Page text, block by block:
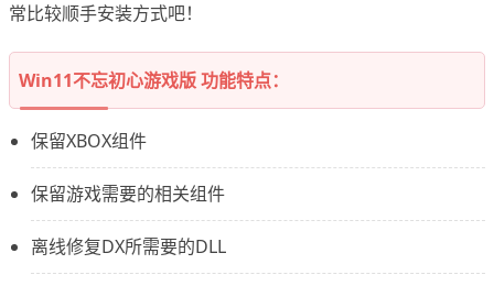
常比较顺手安装方式吧！
Win11不忘初心游戏版 功能特点：
保留XBOX组件
保留游戏需要的相关组件
离线修复DX所需要的DLL